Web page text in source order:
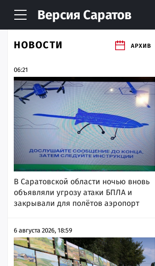
Версия Саратов
НОВОСТИ АРХИВ
06:21
В Саратовской области ночью вновь
объявляли угрозу атаки БПЛА и
закрывали для полётов аэропорт
6 августа 2026, 18:59